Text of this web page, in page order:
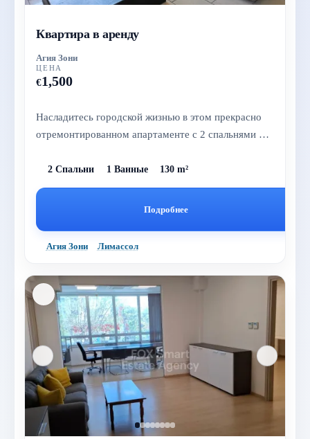
Квартира в аренду
Агия Зони
ЦЕНА
€1,500
Насладитесь городской жизнью в этом прекрасно
отремонтированном апартаменте с 2 спальнями в
2 Спальни 1 Ванные 130 m²
Подробнее
Агия Зони Лимассол